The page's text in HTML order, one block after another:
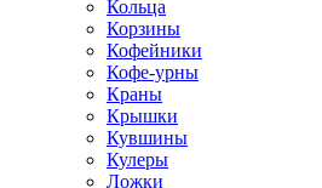
Кольца
Корзины
Кофейники
Кофе-урны
Краны
Крышки
Кувшины
Кулеры
Ложки